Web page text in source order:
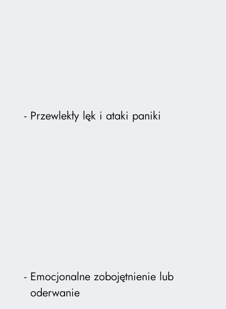
Przewlekły lęk i ataki paniki
Emocjonalne zobojętnienie lub
oderwanie